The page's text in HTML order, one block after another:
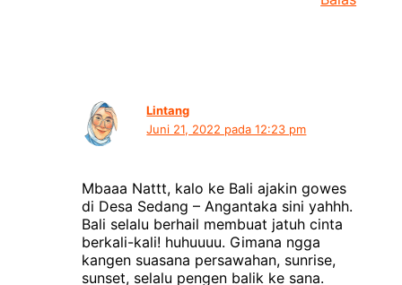
Lintang
Juni 21, 2022 pada 12:23 pm
Mbaaa Nattt, kalo ke Bali ajakin gowes
di Desa Sedang – Angantaka sini yahhh.
Bali selalu berhail membuat jatuh cinta
berkali-kali! huhuuuu. Gimana ngga
kangen suasana persawahan, sunrise,
sunset, selalu pengen balik ke sana.